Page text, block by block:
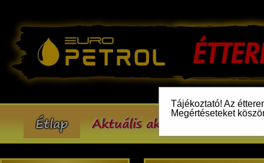
Tájékoztató! Az
Megértéseteket
Étlap Aktuális akcióink